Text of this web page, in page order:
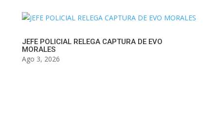
JEFE POLICIAL RELEGA CAPTURA DE EVO
MORALES
Ago 3, 2026